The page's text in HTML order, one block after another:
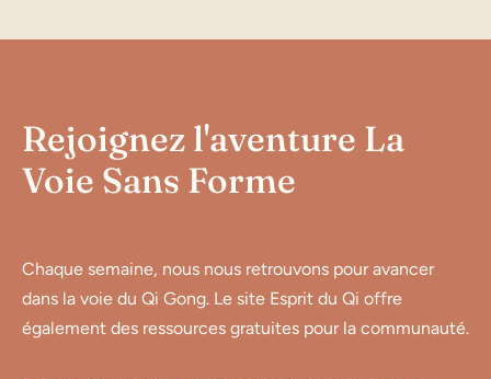
Rejoignez l'aventure La
Voie Sans Forme
Chaque semaine, nous nous retrouvons pour avancer
dans la voie du Qi Gong. Le site Esprit du Qi offre
également des ressources gratuites pour la communauté.